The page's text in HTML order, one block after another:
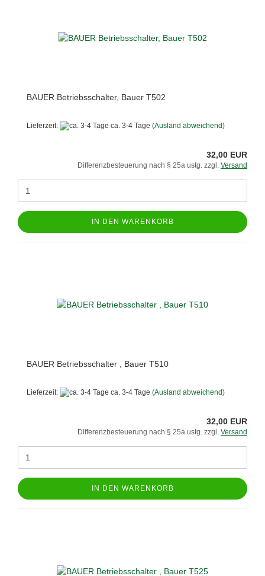
BAUER Betriebsschalter, Bauer T502
Lieferzeit: ca. 3-4 Tage (Ausland abweichend)
32,00 EUR
Differenzbesteuerung nach § 25a ustg. zzgl. Versand
IN DEN WARENKORB
BAUER Betriebsschalter , Bauer T510
Lieferzeit: ca. 3-4 Tage (Ausland abweichend)
32,00 EUR
Differenzbesteuerung nach § 25a ustg. zzgl. Versand
IN DEN WARENKORB